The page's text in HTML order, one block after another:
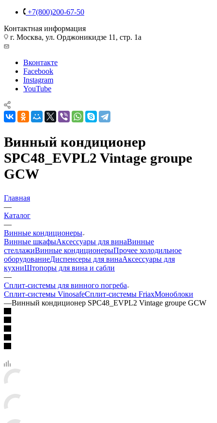
+7(800)200-67-50
Контактная информация
г. Москва, ул. Орджоникидзе 11, стр. 1а
Вконтакте
Facebook
Instagram
YouTube
Винный кондиционер
SPC48_EVPL2 Vintage groupe
GCW
Главная
—
Каталог
—
Винные кондиционеры
Винные шкафыАксессуары для винаВинные
стеллажиВинные кондиционерыПрочее холодильное
оборудованиеДиспенсеры для винаАксессуары для
кухниШтопоры для вина и сабли
—
Сплит-системы для винного погреба
Сплит-системы VinosafeСплит-системы FriaxМоноблоки
—Винный кондиционер SPC48_EVPL2 Vintage groupe GCW